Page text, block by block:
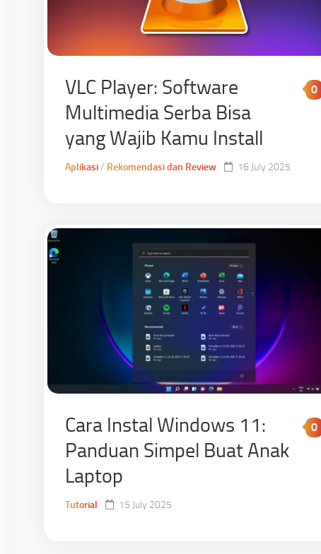
VLC Player: Software
Multimedia Serba Bisa
yang Wajib Kamu Install
0
Aplikasi/ Rekomendasi dan Review 16 July 2025
Cara Instal Windows 11:
Panduan Simpel Buat Anak
Laptop
0
Tutorial 15 July 2025